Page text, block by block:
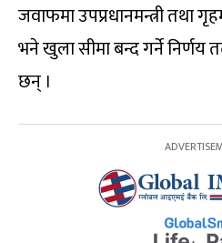
जवाफमा उपप्रधानमन्त्री तथा
भने खुला सीमा बन्द गर्ने निर्णय
छन् ।